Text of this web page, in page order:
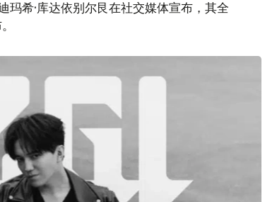
玛希·库达依别尔艮在社交媒体宣布，其全